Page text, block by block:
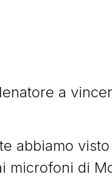
a
abbiamo
microfoni di